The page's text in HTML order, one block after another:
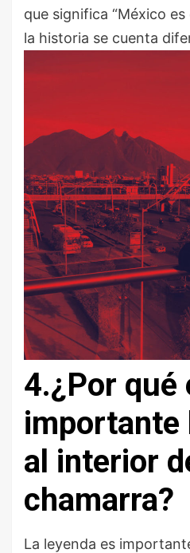
que significa “México
la historia se cuenta
4.¿Por qué
importante
al interior
chamarra?
La leyenda es